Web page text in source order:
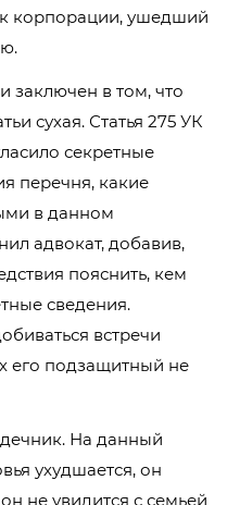
корпорации, ушедший
заключен в том, что
сухая. Статья 275 УК
секретные
перечня, какие
в данном
адвокат, добавив,
пояснить, кем
сведения.
встречи
его подзащитный не
На данный
ухудшается, он
не увидится с семьей